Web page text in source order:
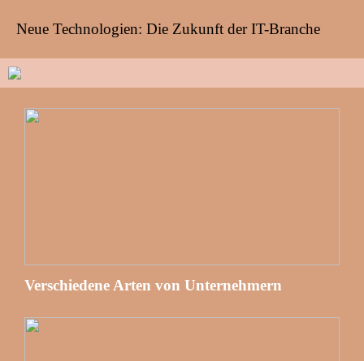
Neue Technologien: Die Zukunft der IT-Branche
Verschiedene Arten von Unternehmern